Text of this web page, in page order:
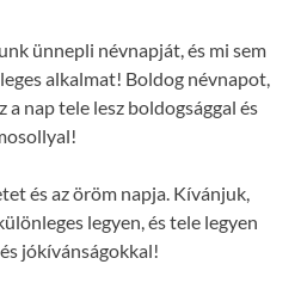
ünnepli névnapját, és mi sem
alkalmat! Boldog névnapot,
a nap tele lesz boldogsággal és
és az öröm napja. Kívánjuk,
legyen, és tele legyen
jókívánságokkal!